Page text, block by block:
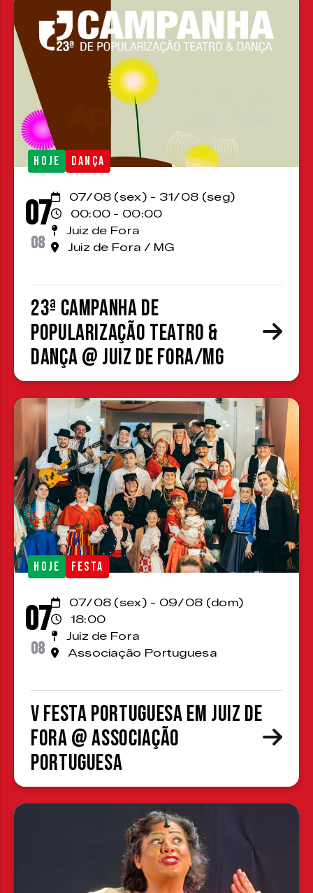
HOJE DANÇA
07
08
07/08 (sex) - 31/08 (seg)
00:00 - 00:00
Juiz de Fora
Juiz de Fora / MG
23ª Campanha de
Popularização Teatro &
Dança @ Juiz de Fora/MG
HOJE FESTA
07
08
07/08 (sex) - 09/08 (dom)
18:00
Juiz de Fora
Associação Portuguesa
V Festa Portuguesa em Juiz de
Fora @ Associação
Portuguesa